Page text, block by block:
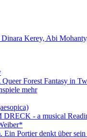
Dinara Kerey, Abi
Forest Fantasy in
mehr
- a musical
Ein Portier denkt über sein